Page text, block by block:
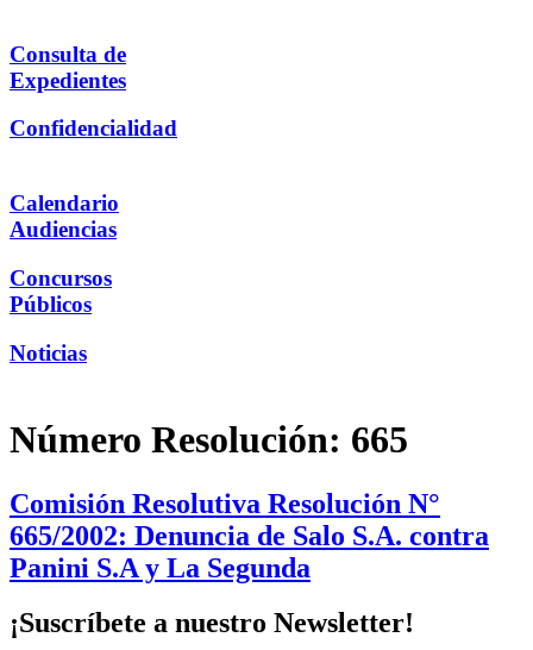
Consulta de
Expedientes
Confidencialidad
Calendario
Audiencias
Concursos
Públicos
Noticias
Número Resolución: 665
Comisión Resolutiva Resolución N°
665/2002: Denuncia de Salo S.A. contra
Panini S.A y La Segunda
¡Suscríbete a nuestro Newsletter!